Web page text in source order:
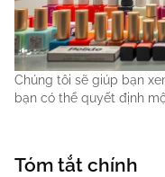
Chúng tôi sẽ giúp bạn
bạn có thể quyết định
Tóm tắt chính